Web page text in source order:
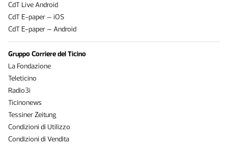
CdT Live Android
CdT E-paper – iOS
CdT E-paper – Android
Gruppo Corriere del Ticino
La Fondazione
Teleticino
Radio3i
Ticinonews
Tessiner Zeitung
Condizioni di Utilizzo
Condizioni di Vendita